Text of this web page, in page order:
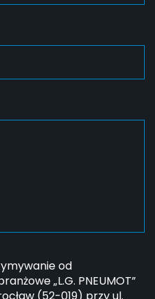
od
„L.G. PNEUMOT”